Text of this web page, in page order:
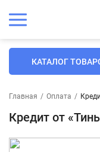
КАТАЛОГ
Главная / Оплата /
Кредит от